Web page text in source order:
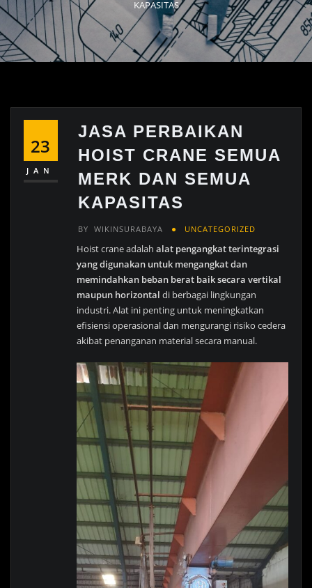
KAPASITAS
23
JAN
JASA PERBAIKAN
HOIST CRANE SEMUA
MERK DAN SEMUA
KAPASITAS
BY WIKINSURABAYA UNCATEGORIZED
Hoist crane adalahalat pengangkat terintegrasi
yang digunakan untuk mengangkat dan
memindahkan beban berat baik secara vertikal
maupun horizontal di berbagai lingkungan
industri. Alat ini penting untuk meningkatkan
efisiensi operasional dan mengurangi risiko cedera
akibat penanganan material secara manual.